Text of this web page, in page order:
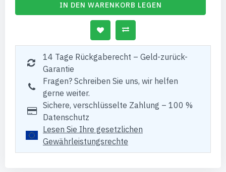
IN DEN WARENKORB LEGEN
14 Tage Rückgaberecht – Geld-zurück-
Garantie
Fragen? Schreiben Sie uns, wir helfen
gerne weiter.
Sichere, verschlüsselte Zahlung – 100 %
Datenschutz
Lesen Sie Ihre gesetzlichen
Gewährleistungsrechte